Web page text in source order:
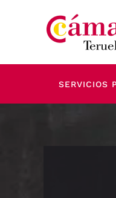
Skip to main content
SERVICIOS